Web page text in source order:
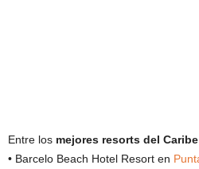
Entre los mejores resorts del Caribe
• Barcelo Beach Hotel Resort en